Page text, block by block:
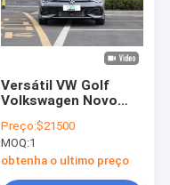
Versátil VW Golf
Volkswagen Novo
Preço:$21500
MOQ:1
obtenha o ultimo preço